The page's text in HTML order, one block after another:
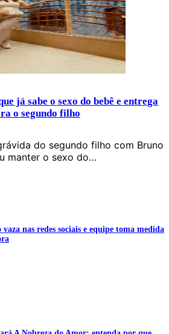
já sabe o sexo do bebê e entrega
o segundo filho
do segundo filho com Bruno
manter o sexo do…
nas redes sociais e equipe toma medida